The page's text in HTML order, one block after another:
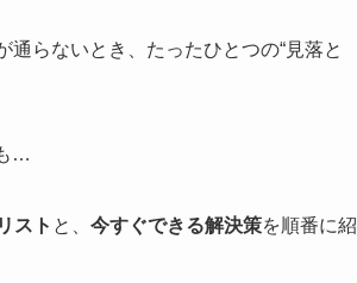
らないとき、たったひとつの“見落と
…
スト と、 今すぐできる解決策を順番に紹